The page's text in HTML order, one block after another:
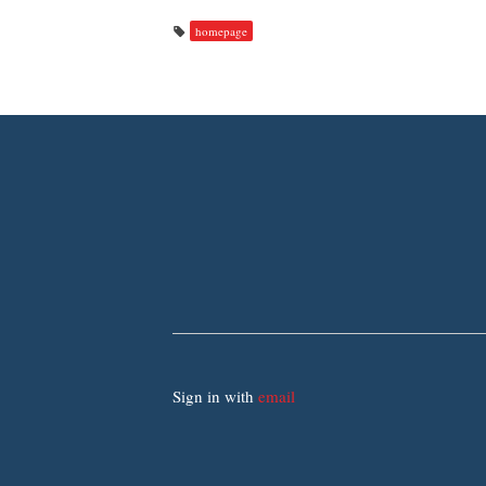
homepage
Sign in with email